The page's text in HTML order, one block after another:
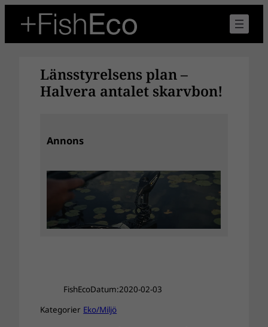
innehåll
Länsstyrelsens plan –
Halvera antalet skarvbon!
Annons
FishEcoDatum:2020-02-03
Kategorier Eko/Miljö